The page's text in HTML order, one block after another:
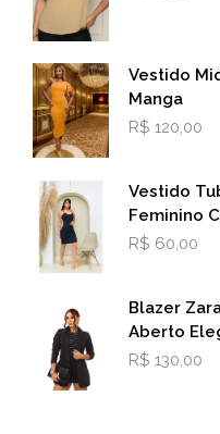
Vestido
Manga
R$ 120,00
Vestido
Feminino
R$ 60,00
Blazer
Aberto
R$ 130,00